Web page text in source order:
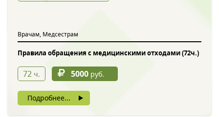
Врачам, Медсестрам
Правила обращения с медицинскими отходами (72ч.)
72 ч. 5000 руб.
Подробнее...